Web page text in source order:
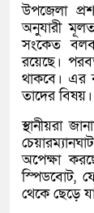
উপজেলা
অনুযারী
সংকেত
রয়েছে।
থাকবে। এর
তাদের বিষয়।
স্থানীয়রা
অপেক্ষা
স্পিডবোট,
থেকে ছেড়ে